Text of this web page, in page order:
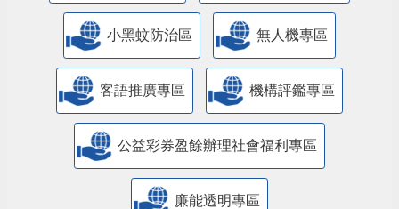
小黑蚊防治區 無人機專區
客語推廣專區 機構評鑑專區
公益彩券盈餘辦理社會福利專區
廉能透明專區